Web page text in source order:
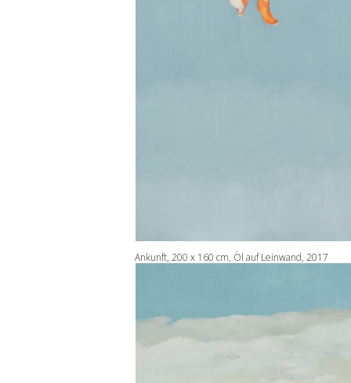
Ankunft, 200 x 160 cm, Öl auf Leinwand, 2017